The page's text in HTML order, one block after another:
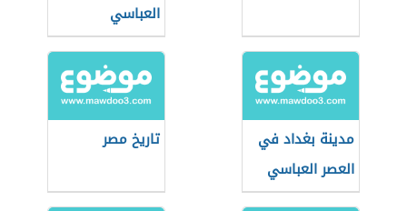
العباسي
مدينة بغداد في
العصر العباسي
تاريخ مصر